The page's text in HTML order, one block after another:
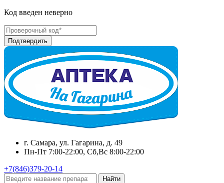
Код введен неверно
г. Самара, ул. Гагарина, д. 49
Пн-Пт 7:00-22:00, Сб,Вс 8:00-22:00
+7(846)379-20-14
Найти